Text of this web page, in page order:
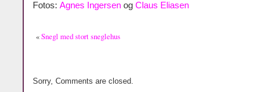
Fotos: Agnes Ingersen og Claus Eliasen
«Snegl med stort sneglehus
Sorry, Comments are closed.